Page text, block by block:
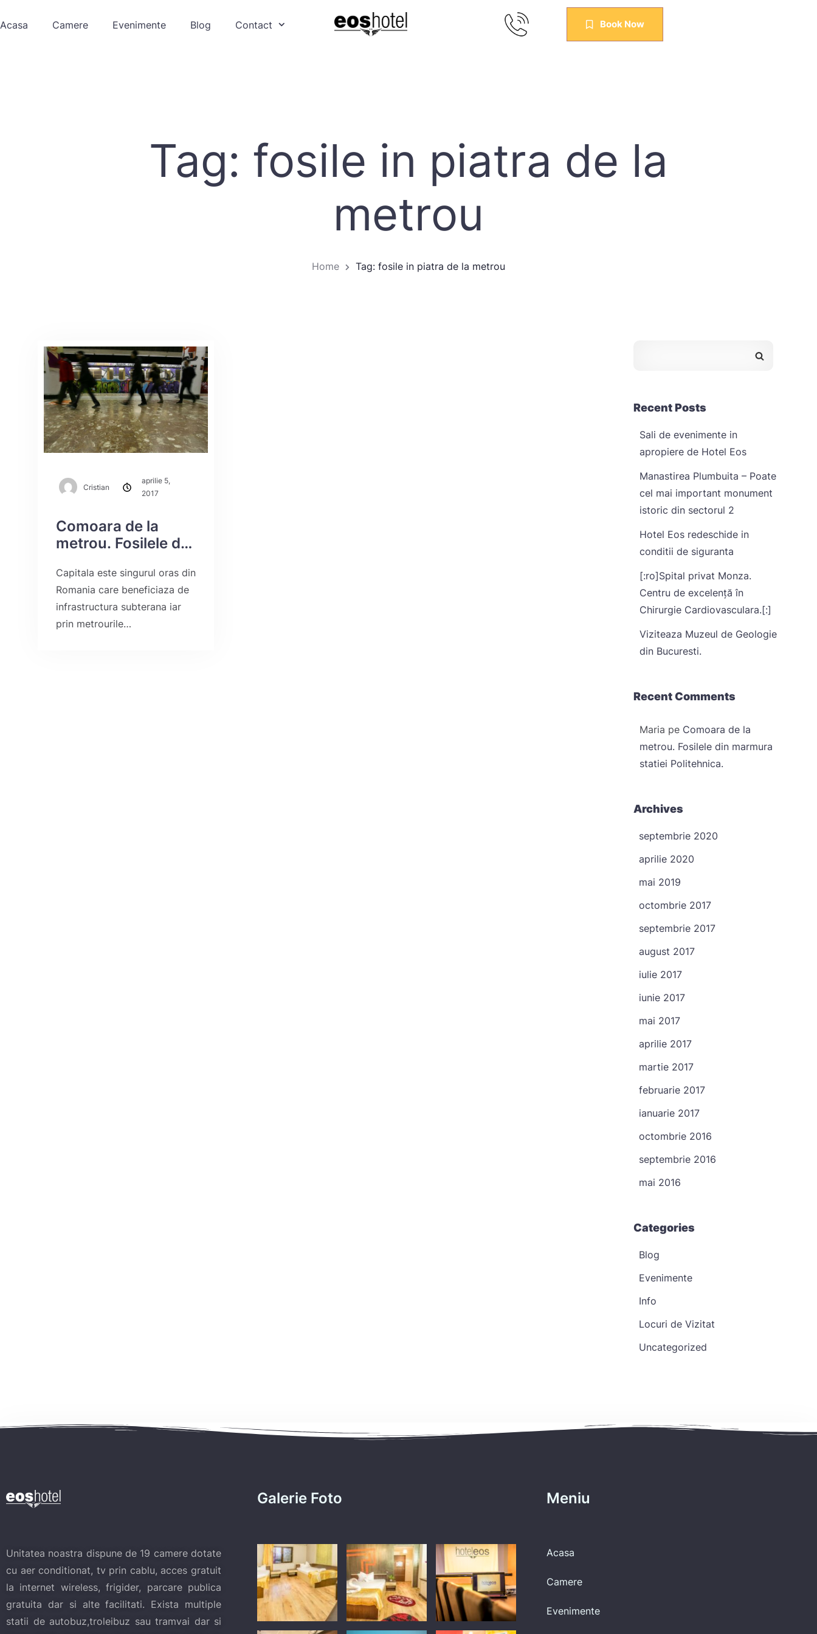
Acasa Camere Evenimente Blog Contact Book Now
Tag: fosile in piatra de la
metrou
Home Tag: fosile in piatra de la metrou
Cristian
aprilie 5,
2017
Comoara de la
metrou. Fosilele din
Politehnica.
Capitala este singurul oras din
Romania care beneficiaza de
infrastructura subterana iar
prin metrourile…
Recent Posts
Sali de evenimente in
apropiere de Hotel Eos
Manastirea Plumbuita – Poate
cel mai important monument
istoric din sectorul 2
Hotel Eos redeschide in
conditii de siguranta
[:ro]Spital privat Monza.
Centru de excelență în
Chirurgie Cardiovasculara.[:]
Viziteaza Muzeul de Geologie
din Bucuresti.
Recent Comments
Maria pe Comoara de la
metrou. Fosilele din marmura
statiei Politehnica.
Archives
septembrie 2020
aprilie 2020
mai 2019
octombrie 2017
septembrie 2017
august 2017
iulie 2017
iunie 2017
mai 2017
aprilie 2017
martie 2017
februarie 2017
ianuarie 2017
octombrie 2016
septembrie 2016
mai 2016
Categories
Blog
Evenimente
Info
Locuri de Vizitat
Uncategorized
Unitatea noastra dispune de 19 camere dotate
cu aer conditionat, tv prin cablu, acces gratuit
la internet wireless, frigider, parcare publica
gratuita dar si alte facilitati. Exista multiple
statii de autobuz,troleibuz sau tramvai dar si
Galerie Foto Meniu
Acasa
Camere
Evenimente